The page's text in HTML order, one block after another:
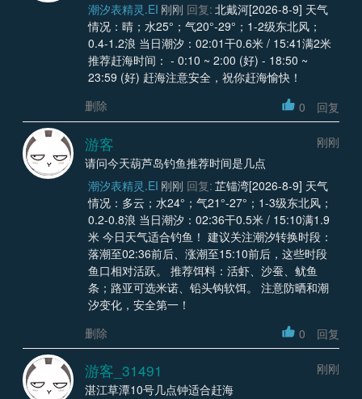
潮汐表精灵.EI 刚刚 回复: 北戴河[2026-8-9] 天气
情况：晴；水25°；气20°-29°；1-2级东北风；
0.4-1.2浪 当日潮汐：02:01干0.6米 / 15:41满2米
推荐赶海时间： - 0:10 ~ 2:00 (好) - 18:50 ~
23:59 (好) 赶海注意安全，祝你赶海愉快！
删除
0 回复
游客
刚刚
请问今天葫芦岛钓鱼推荐时间是几点
潮汐表精灵.EI 刚刚 回复: 芷锚湾[2026-8-9] 天气
情况：多云；水24°；气21°-27°；1-3级东北风；
0.2-0.8浪 当日潮汐：02:36干0.5米 / 15:10满1.9
米 今日天气适合钓鱼！ 建议关注潮汐转换时段：
落潮至02:36前后、涨潮至15:10前后，这些时段
鱼口相对活跃。 推荐饵料：活虾、沙蚕、鱿鱼
条；路亚可选米诺、铅头钩软饵。 注意防晒和潮
汐变化，安全第一！
删除
0 回复
游客_31491
刚刚
湛江草潭10号几点钟适合赶海